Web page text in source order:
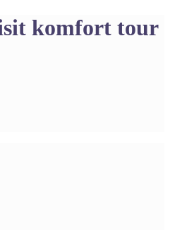
komfort tour